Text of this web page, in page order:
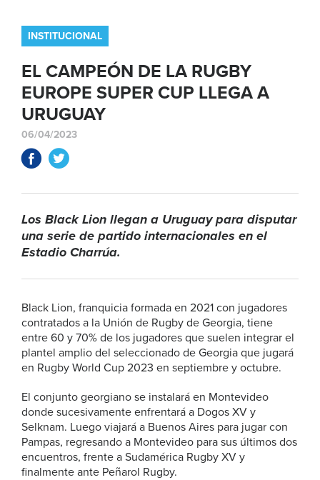
INSTITUCIONAL
EL CAMPEÓN DE LA RUGBY
EUROPE SUPER CUP LLEGA A
URUGUAY
06/04/2023
Los Black Lion llegan a Uruguay para disputar
una serie de partido internacionales en el
Estadio Charrúa.
Black Lion, franquicia formada en 2021 con jugadores
contratados a la Unión de Rugby de Georgia, tiene
entre 60 y 70% de los jugadores que suelen integrar el
plantel amplio del seleccionado de Georgia que jugará
en Rugby World Cup 2023 en septiembre y octubre.
El conjunto georgiano se instalará en Montevideo
donde sucesivamente enfrentará a Dogos XV y
Selknam. Luego viajará a Buenos Aires para jugar con
Pampas, regresando a Montevideo para sus últimos dos
encuentros, frente a Sudamérica Rugby XV y
finalmente ante Peñarol Rugby.